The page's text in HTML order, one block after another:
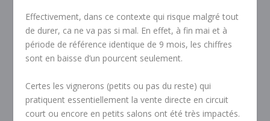
Effectivement, dans ce contexte qui risque malgré tout
de durer, ca ne va pas si mal. En effet, à fin mai et à
période de référence identique de 9 mois, les chiffres
sont en baisse d’un pourcent seulement.
Certes les vignerons (petits ou pas du reste) qui
pratiquent essentiellement la vente directe en circuit
court ou encore en petits salons ont été très impactés.